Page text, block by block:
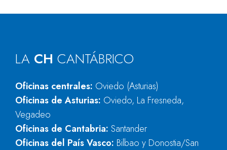
LA CH CANTÁBRICO
Oficinas centrales: Oviedo (Asturias)
Oficinas de Asturias: Oviedo, La Fresneda,
Vegadeo
Oficinas de Cantabria: Santander
Oficinas del País Vasco: Bilbao y Donostia/San